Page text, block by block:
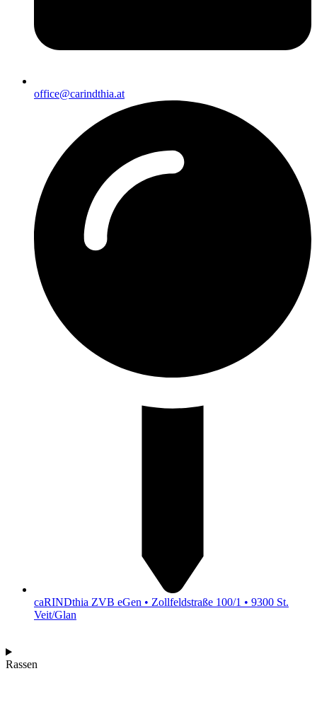
office@carindthia.at
caRINDthia ZVB eGen • Zollfeldstraße 100/1 • 9300 St.
Veit/Glan
Rassen